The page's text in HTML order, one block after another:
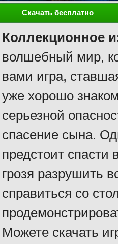
Скачать бесплатно
Коллекционное
волшебный мир,
вами игра,
уже хорошо
серьезной
спасение сына.
предстоит
грозя разрушить
справиться со
Можете скачать